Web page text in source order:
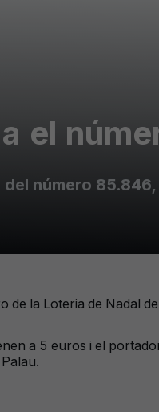
el
número
la Loteria de Nadal
a 5 euros i el